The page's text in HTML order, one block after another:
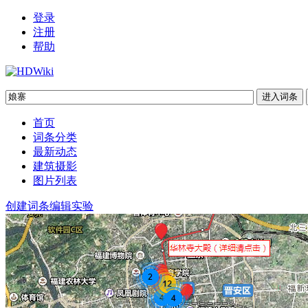
登录
注册
帮助
首页
词条分类
最新动态
建筑摄影
图片列表
创建词条编辑实验